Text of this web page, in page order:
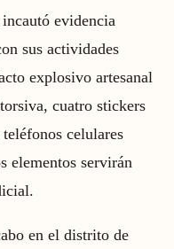
evidencia
sus actividades
explosivo artesanal
cuatro stickers
celulares
elementos servirán
en el distrito de